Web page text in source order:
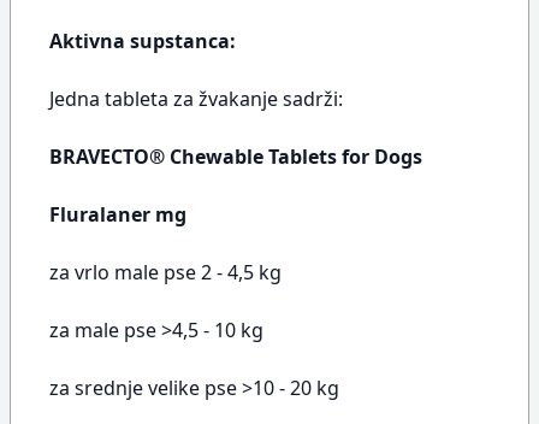
Aktivna supstanca:
Jedna tableta za žvakanje sadrži:
BRAVECTO® Chewable Tablets for Dogs
Fluralaner mg
za vrlo male pse 2 - 4,5 kg
za male pse >4,5 - 10 kg
za srednje velike pse >10 - 20 kg